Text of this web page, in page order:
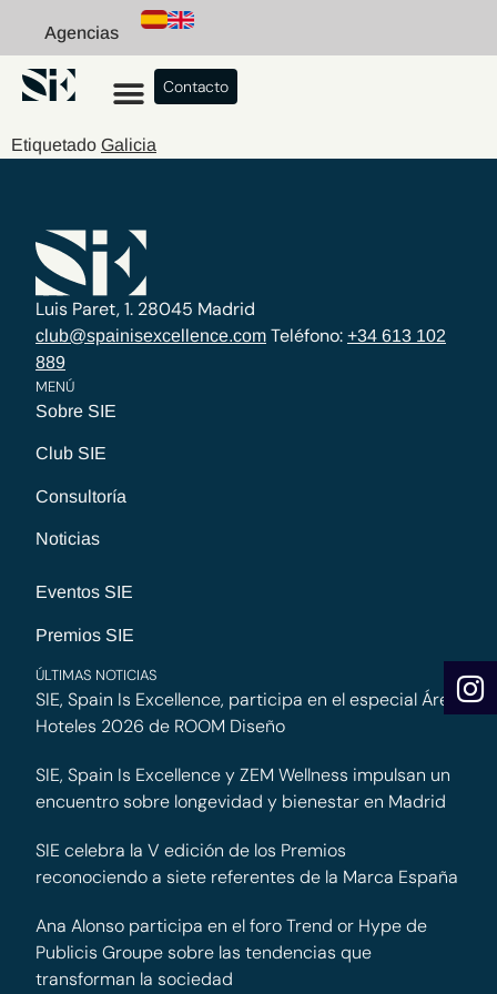
Agencias
Contacto
Etiquetado Galicia
Luis Paret, 1. 28045 Madrid
club@spainisexcellence.com Teléfono: +34 613 102
889
MENÚ
Sobre SIE
Club SIE
Consultoría
Noticias
Eventos SIE
Premios SIE
ÚLTIMAS NOTICIAS
SIE, Spain Is Excellence, participa en el especial Área
Hoteles 2026 de ROOM Diseño
SIE, Spain Is Excellence y ZEM Wellness impulsan un
encuentro sobre longevidad y bienestar en Madrid
SIE celebra la V edición de los Premios
reconociendo a siete referentes de la Marca España
Ana Alonso participa en el foro Trend or Hype de
Publicis Groupe sobre las tendencias que
transforman la sociedad